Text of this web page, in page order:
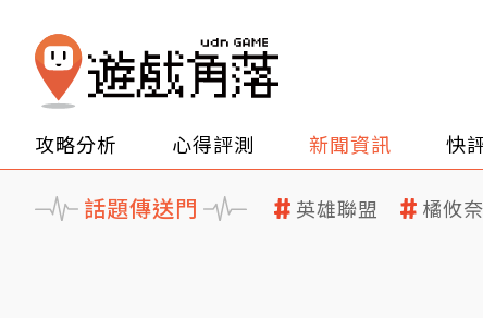
攻略分析 心得評測 新聞資訊 快
話題傳送門 英雄聯盟 橘攸奈